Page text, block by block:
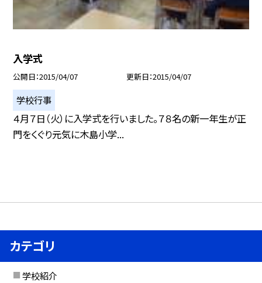
入学式
公開日 2015/04/07 更新日 2015/04/07
学校行事
４月７日（火）に入学式を行いました。７８名の新一年生が正
門をくぐり元気に木島小学...
カテゴリ
学校紹介